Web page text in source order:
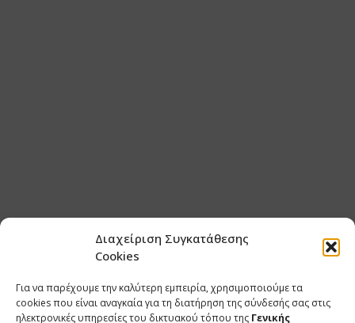
Διαχείριση Συγκατάθεσης
Cookies
Για να παρέχουμε την καλύτερη εμπειρία, χρησιμοποιούμε τα
cookies που είναι αναγκαία για τη διατήρηση της σύνδεσής σας στις
ηλεκτρονικές υπηρεσίες του δικτυακού τόπου της Γενικής